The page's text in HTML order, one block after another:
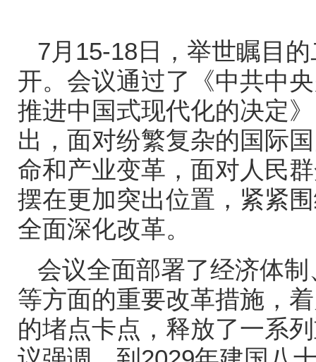
7月 15-18日，举世瞩目
开。会议通过了《中共中
推进中国式现代化的决定
出，面对纷繁复杂的国际
命和产业变革，面对人民
摆在更加突出位置，紧紧
全面深化改革。
会议全面部署了经济体
等方面的重要改革措施，
的堵点卡点，释放了一系